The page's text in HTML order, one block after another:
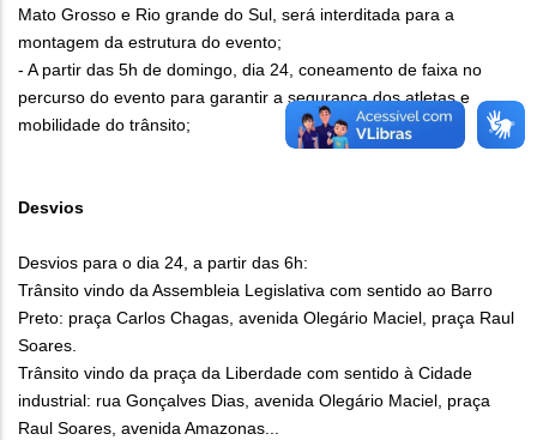
Mato Grosso e Rio grande do Sul, será interditada para a
montagem da estrutura do evento;
- A partir das 5h de domingo, dia 24, coneamento de faixa no
percurso do evento para garantir a segurança dos atletas e
mobilidade do trânsito;
Desvios
Desvios para o dia 24, a partir das 6h:
Trânsito vindo da Assembleia Legislativa com sentido ao Barro
Preto: praça Carlos Chagas, avenida Olegário Maciel, praça Raul
Soares.
Trânsito vindo da praça da Liberdade com sentido à Cidade
industrial: rua Gonçalves Dias, avenida Olegário Maciel, praça
Raul Soares, avenida Amazonas...